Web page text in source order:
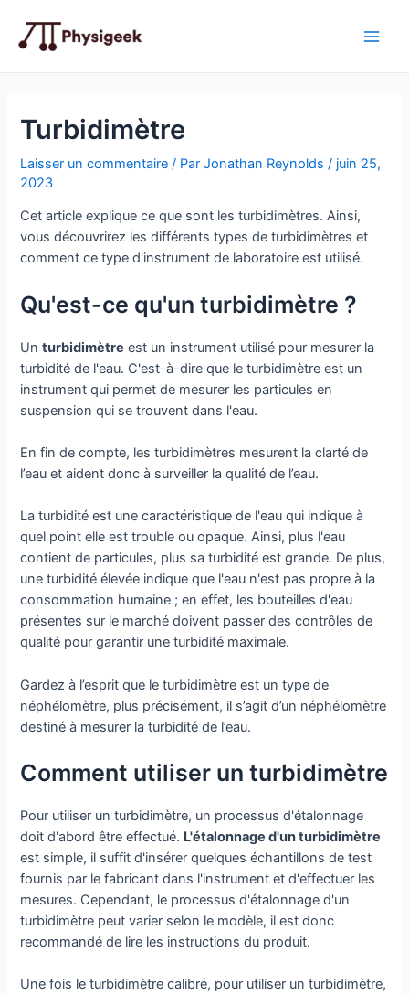
contenu
Turbidimètre
Laisser un commentaire / ParJonathan Reynolds/ juin 25,
2023
Cet article explique ce que sont les turbidimètres. Ainsi,
vous découvrirez les différents types de turbidimètres et
comment ce type d'instrument de laboratoire est utilisé.
Qu'est-ce qu'un turbidimètre ?
Unturbidimètre est un instrument utilisé pour mesurer la
turbidité de l'eau. C'est-à-dire que le turbidimètre est un
instrument qui permet de mesurer les particules en
suspension qui se trouvent dans l'eau.
En fin de compte, les turbidimètres mesurent la clarté de
l’eau et aident donc à surveiller la qualité de l’eau.
La turbidité est une caractéristique de l'eau qui indique à
quel point elle est trouble ou opaque. Ainsi, plus l'eau
contient de particules, plus sa turbidité est grande. De plus,
une turbidité élevée indique que l'eau n'est pas propre à la
consommation humaine ; en effet, les bouteilles d'eau
présentes sur le marché doivent passer des contrôles de
qualité pour garantir une turbidité maximale.
Gardez à l’esprit que le turbidimètre est un type de
néphélomètre, plus précisément, il s’agit d’un néphélomètre
destiné à mesurer la turbidité de l’eau.
Comment utiliser un turbidimètre
Pour utiliser un turbidimètre, un processus d'étalonnage
doit d'abord être effectué. L'étalonnage d'un turbidimètre
est simple, il suffit d'insérer quelques échantillons de test
fournis par le fabricant dans l'instrument et d'effectuer les
mesures. Cependant, le processus d'étalonnage d'un
turbidimètre peut varier selon le modèle, il est donc
recommandé de lire les instructions du produit.
Une fois le turbidimètre calibré, pour utiliser un turbidimètre,